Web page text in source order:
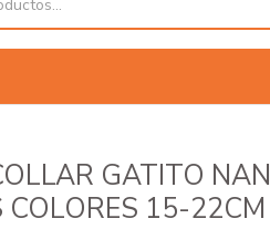
GATITO
COLORES 15-